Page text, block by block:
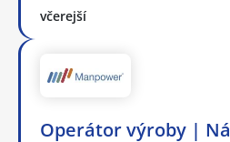
včerejší
Operátor výroby |